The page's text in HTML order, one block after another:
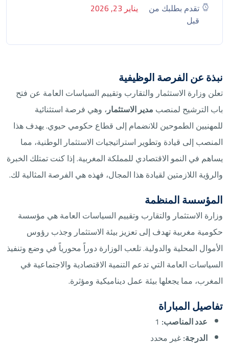
تقدم بطلبك من
قبل
يناير 23, 2026
نبذة عن الفرصة الوظيفية
تعلن وزارة الاستثمار والتقارب وتقييم السياسات العامة عن فتح
باب الترشيح لمنصب مدير الاستثمار، وهي فرصة استثنائية
للمهنيين الطموحين للانضمام إلى قطاع حكومي حيوي. يهدف هذا
المنصب إلى قيادة وتطوير استراتيجيات الاستثمار الوطنية، مما
يساهم في النمو الاقتصادي للمملكة المغربية. إذا كنت تمتلك الخبرة
والرؤية اللازمتين لقيادة هذا المجال، فهذه هي الفرصة المثالية لك.
المؤسسة المنظمة
وزارة الاستثمار والتقارب وتقييم السياسات العامة هي مؤسسة
حكومية مغربية تهدف إلى تعزيز بيئة الاستثمار وجذب رؤوس
الأموال المحلية والدولية. تلعب الوزارة دوراً محورياً في وضع وتنفيذ
السياسات العامة التي تدعم التنمية الاقتصادية والاجتماعية في
المغرب، مما يجعلها بيئة عمل ديناميكية ومؤثرة.
تفاصيل المباراة
عدد المناصب:
الدرجة:غير محدد